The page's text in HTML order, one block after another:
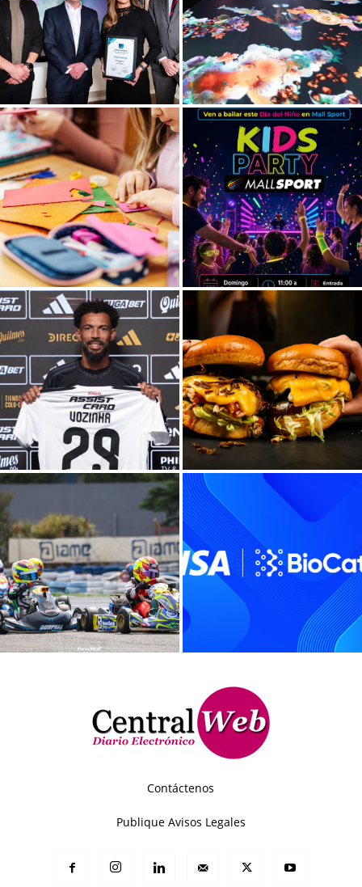
Contáctenos
Publique Avisos Legales